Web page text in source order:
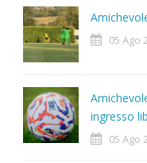
05 Ago
ingresso
05 Ago